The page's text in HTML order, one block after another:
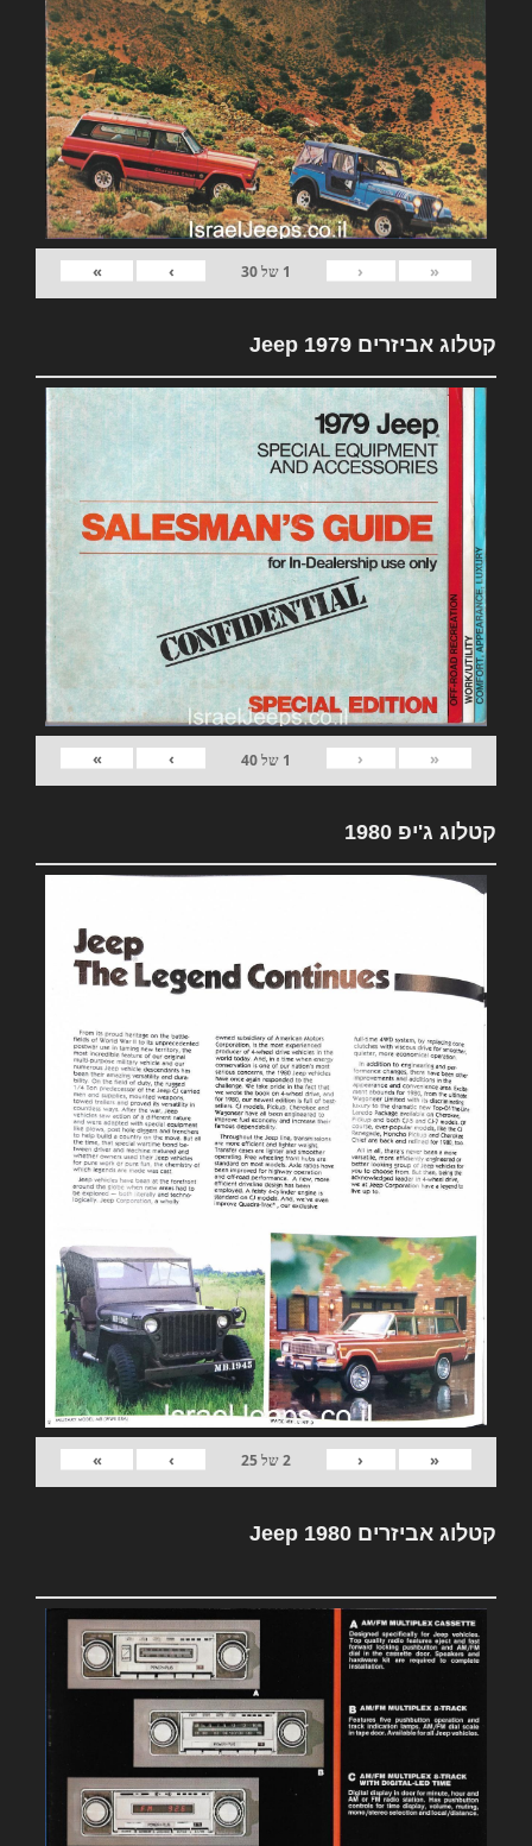
«
‹
1 של30
›
»
קטלוג אביזרים 1979 Jeep
«
‹
1 של40
›
»
קטלוג ג'יפ 1980
«
‹
2של25
›
»
קטלוג אביזרים Jeep 1980